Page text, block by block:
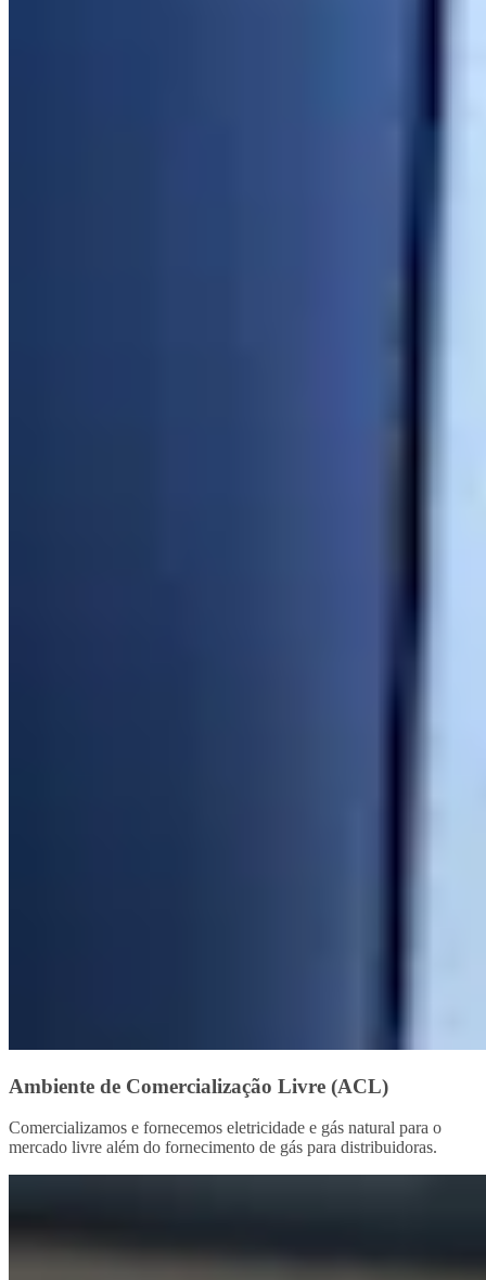
Ambiente de Comercialização Livre (ACL)
Comercializamos e fornecemos eletricidade e gás natural para o
mercado livre além do fornecimento de gás para distribuidoras.